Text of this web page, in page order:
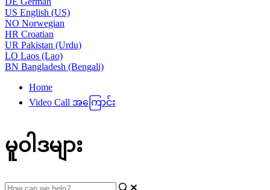
US English (US)
NO Norwegian
HR Croatian
UR Pakistan (Urdu)
LO Laos (Lao)
BN Bangladesh (Bengali)
Home
Video Call အကြောင်း
မူဝါဒများ